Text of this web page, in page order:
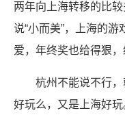
两年向上海转移的比
说“小而美”，上海的
爱，年终奖也给得狠
杭州不能说不行，
好玩么，又是上海好